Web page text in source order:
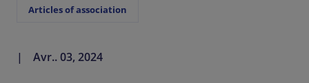
Articles of association
Avr.. 03, 2024